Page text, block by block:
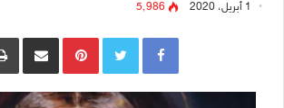
1 أبريل، 2020 5٬986
Pinterestمشاركة عبر البريد